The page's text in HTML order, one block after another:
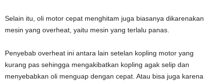
Selain itu, oli motor cepat menghitam juga biasanya dikarenakan
mesin yang overheat, yaitu mesin yang terlalu panas.
Penyebab overheat ini antara lain setelan kopling motor yang
kurang pas sehingga mengakibatkan kopling agak selip dan
menyebabkan oli menguap dengan cepat. Atau bisa juga karena